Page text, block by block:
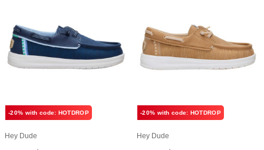
-20% with code: HOTDROP
Hey Dude
-20% with code: HOTDROP
Hey Dude